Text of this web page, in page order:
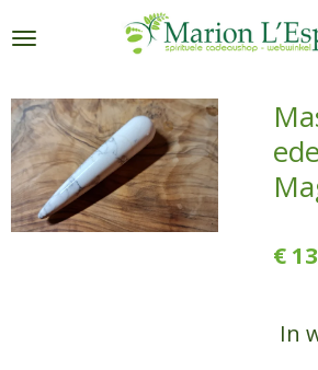
direct
de
hoofdinhoud
€
In